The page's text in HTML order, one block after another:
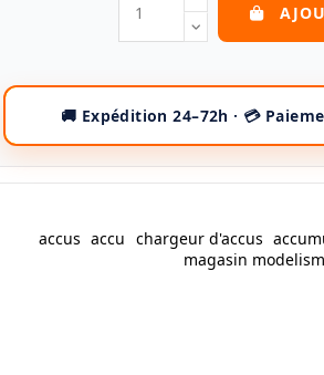
accus accu chargeur d'accus
magasin